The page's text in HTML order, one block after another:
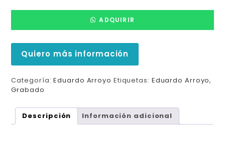
ADQUIRIR
Quiero más información
Categoría:Eduardo Arroyo Etiquetas: Eduardo Arroyo,
Grabado
Descripción Información adicional